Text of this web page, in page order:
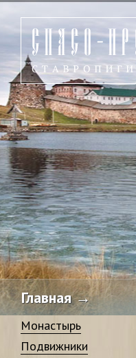
Главная →
Монастырь
Подвижники